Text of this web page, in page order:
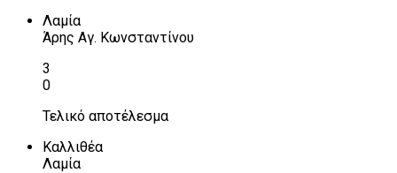
Λαμία
Άρης Αγ. Κωνσταντίνου
3
0
Τελικό αποτέλεσμα
Καλλιθέα
Λαμία